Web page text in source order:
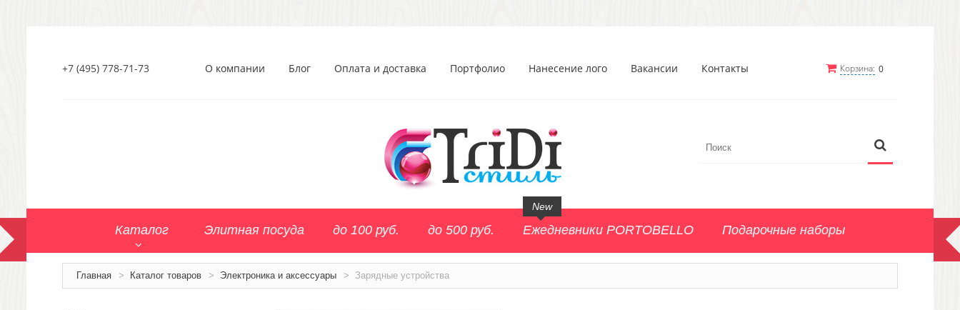
Корзина: 0
+7 (495) 778-71-73 О компании Блог Оплата и доставка Портфолио Нанесение лого Вакансии Контакты
Каталог Элитная посуда до 100 руб. до 500 руб. Ежедневники PORTOBELLO
New
Подарочные наборы
Главная > Каталог товаров > Электроника и аксессуары > Зарядные устройства